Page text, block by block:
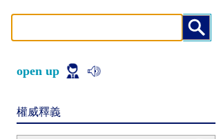
open up
權威釋義